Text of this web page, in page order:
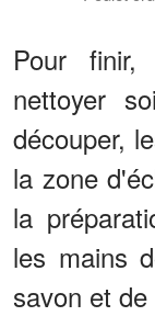
Pour
nettoyer
découper,
la zone
la
les mains
savon et